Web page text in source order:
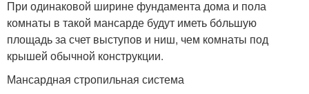
При одинаковой ширине фундамента дома и пола
комнаты в такой мансарде будут иметь бо́льшую
площадь за счет выступов и ниш, чем комнаты под
крышей обычной конструкции.
Мансардная стропильная система